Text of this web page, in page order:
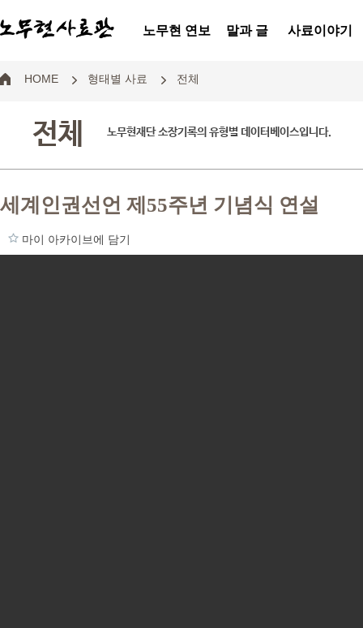
노무현 연보 말과 글 사료이야기
HOME 형태별 사료 전체
전체 노무현재단 소장기록의 유형별 데이터베이스입니다.
세계인권선언 제55주년 기념식 연설
마이 아카이브에 담기